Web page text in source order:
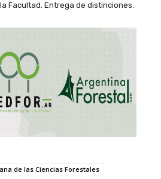
Facultad. Entrega de distinciones.
de las Ciencias Forestales